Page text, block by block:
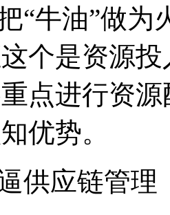
“牛油”做
个是资源
点进行资
优势。
供应链管理